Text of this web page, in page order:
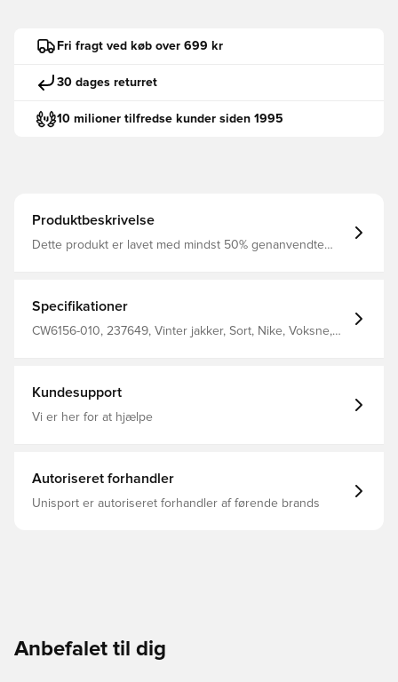
Fri fragt ved køb over 699 kr
30 dages returret
10 milioner tilfredse kunder siden 1995
Produktbeskrivelse
Dette produkt er lavet med mindst 50% genanvendte
forbliver tør i regnvejr Sidelommer med knaplukning
giver mulighed for opbevaring af personlige ejendele
Fuld lynlås til opretstående krave og hætte for at sikre
Specifikationer
CW6156-010, 237649, Vinter jakker, Sort, Nike, Voksne,
Kundesupport
Vi er her for at hjælpe
Autoriseret forhandler
Unisport er autoriseret forhandler af førende brands
Anbefalet til dig